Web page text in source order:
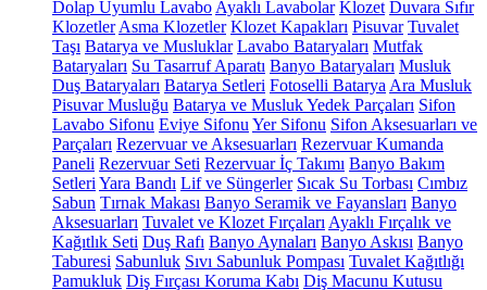
Dolap Uyumlu Lavabo Ayaklı Lavabolar Klozet Duvara Sıfır
Klozetler Asma Klozetler Klozet Kapakları Pisuvar Tuvalet
Taşı Batarya ve Musluklar Lavabo Bataryaları Mutfak
Bataryaları Su Tasarruf Aparatı Banyo Bataryaları Musluk
Duş Bataryaları Batarya Setleri Fotoselli Batarya Ara Musluk
Pisuvar Musluğu Batarya ve Musluk Yedek Parçaları Sifon
Lavabo Sifonu Eviye Sifonu Yer Sifonu Sifon Aksesuarları ve
Parçaları Rezervuar ve Aksesuarları Rezervuar Kumanda
Paneli Rezervuar Seti Rezervuar İç Takımı Banyo Bakım
Setleri Yara Bandı Lif ve Süngerler Sıcak Su Torbası Cımbız
Sabun Tırnak Makası Banyo Seramik ve Fayansları Banyo
Aksesuarları Tuvalet ve Klozet Fırçaları Ayaklı Fırçalık ve
Kağıtlık Seti Duş Rafı Banyo Aynaları Banyo Askısı Banyo
Taburesi Sabunluk Sıvı Sabunluk Pompası Tuvalet Kağıtlığı
Pamukluk Diş Fırçası Koruma Kabı Diş Macunu Kutusu